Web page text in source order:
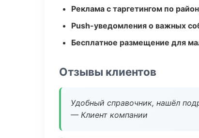
Реклама с таргетингом по
Push-уведомления о важных
Бесплатное размещение для
Отзывы клиентов
Удобный справочник, нашёл
— Клиент компании